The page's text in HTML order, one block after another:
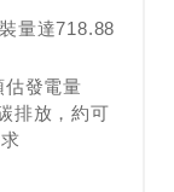
量達718.88
發電量
排放，約可